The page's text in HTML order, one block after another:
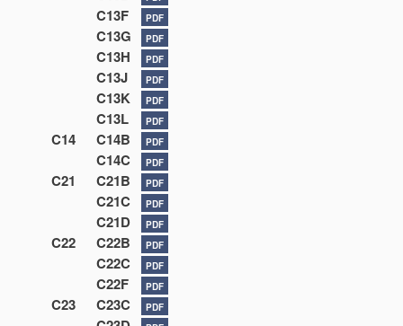
C13F PDF
C13G PDF
C13H PDF
C13J PDF
C13K PDF
C13L PDF
C14 C14B PDF
C14C PDF
C21 C21B PDF
C21C PDF
C21D PDF
C22 C22B PDF
C22C PDF
C22F PDF
C23 C23C PDF